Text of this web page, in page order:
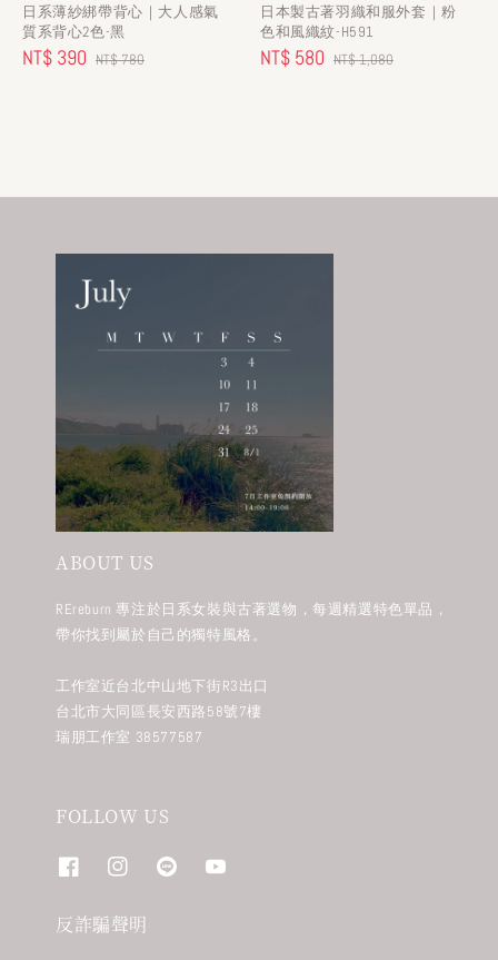
日系薄紗綁帶背心｜大人感氣
質系背心2色-黑
Sale
NT$ 390 Regular
NT$ 780
日本製古著羽織和服外套｜粉
色和風織紋-H591
Sale
NT$ 580 Regular
NT$ 1,080
ABOUT US
REreburn 專注於日系女裝與古著選物，每週精選特色單品，
帶你找到屬於自己的獨特風格。
工作室近台北中山地下街R3出口
台北市大同區長安西路58號7樓
瑞朋工作室 38577587
FOLLOW US
反詐騙聲明